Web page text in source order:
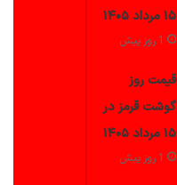
۱۵ مرداد ۱۴۰۵
1 روز پیش
قیمت روز
گوشت قرمز در
۱۵ مرداد ۱۴۰۵
1 روز پیش